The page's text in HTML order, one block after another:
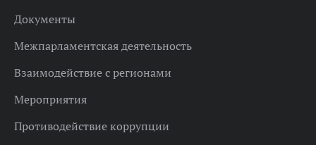
Документы
Межпарламентская деятельность
Взаимодействие с регионами
Мероприятия
Противодействие коррупции